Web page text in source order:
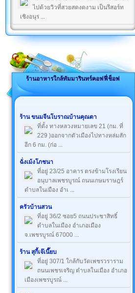
ไปด้วยวิวที่สวยสดงดงาม เป็นรีสอร์ท
เชิงอนุร ...
ร้านอาหารใกล้ทัมมารินทร์คอฟฟี่ช็อฟ
ร้าน ขนมจีนโบราณบ้านคุณตา
ที่ตั้ง ทางหลวงหมายเลข 21 (กม. ที่
229 )ออกจากตัวเมืองไปทางหล่มสัก
อีก 6 กม. (ก่อ ...
ฉั่งเม้งโภชนา
ที่อยู่ 23/25 อาคาร ตรงข้ามโรงเรียน
อนุบาลเพชรบูรณ์ ถนนเกษมราษฎร์
ตำบลในเมือง อำเ ...
ครัวบ้านสวน
ที่อยู่ 36/2 ซอย5 ถนนประชาสิทธิ์
ตำบลในเมือง อำเภอเมือง
จ.เพชรบูรณ์ 67000 ...
ร้าน สุกี้เจ๊เนี๊ยบ
ที่อยู่ 307/1 ใกล้กับวัดเพชรวราราม
ถนนเพชรเจริญ ตำบลในเมือง อำเภอ
เมืองเพชรบูรณ์ ...